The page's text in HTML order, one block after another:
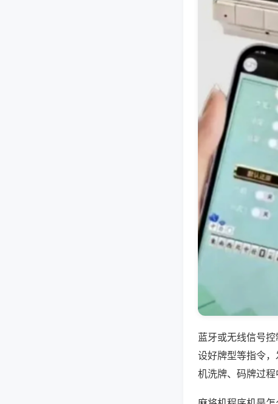
蓝牙或无线信号
设好牌型等指令
机洗牌、码牌过程